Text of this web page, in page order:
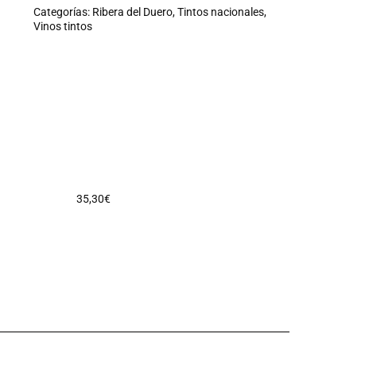
Categorías: Ribera del Duero,Tintos nacionales,
Vinos tintos
35,30€